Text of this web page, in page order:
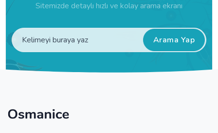
Sitemizde detaylı hızlı ve kolay arama ekranı
Arama Yap